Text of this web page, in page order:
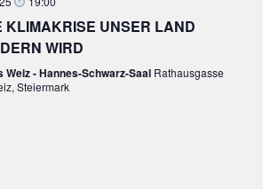
KLIMAKRISE UNSER LAND
WIRD
Weiz - Hannes-Schwarz-Saal Rathausgasse
Steiermark